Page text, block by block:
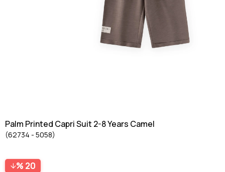
Palm Printed Capri Suit 2-8 Years Camel
(62734 - 5058)
20